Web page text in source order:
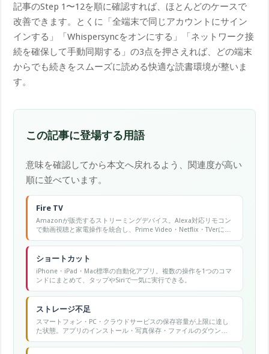
記事のStep 1〜12を順に確認すれば、ほとんどのケースで
改善できます。とくに「全端末で同じアカウントにサイン
インする」「Whispersyncをオンにする」「ネットワーク接
続を確保して手動同期する」の3点を押さえれば、どの端末
からでも続きをスムーズに読める快適な読書環境が整いま
す。
この記事に登場する用語
意味を確認してから本文へ戻れるよう、関連度が高い
順に並べています。
Fire TV
Amazonが販売するストリーミングデバイス。Alexa対応リモコン
で動画視聴と家電操作を統合し、Prime Video・Netflix・TVerに対
応する。
ショートカット
iPhone・iPad・Mac標準の自動化アプリ。複数の操作を1つのコマ
ンドにまとめて、タップやSiriで一気に実行できる。
ストレージ不足
スマートフォン・PC・クラウドサービスの保存容量が上限に達し
た状態。アプリのインストール・写真保存・ファイルのダウンロ
ードができなくなる原因の一つ。